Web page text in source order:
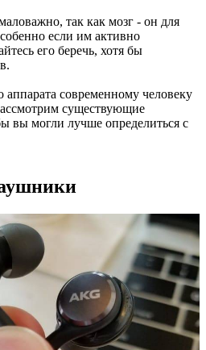
так как мозг - он для
если им активно
его беречь, хотя бы
аппарата современному человеку
существующие
вы могли лучше определиться с